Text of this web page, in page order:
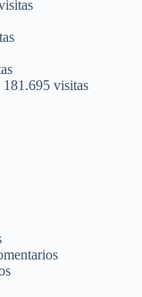
181.695 visitas